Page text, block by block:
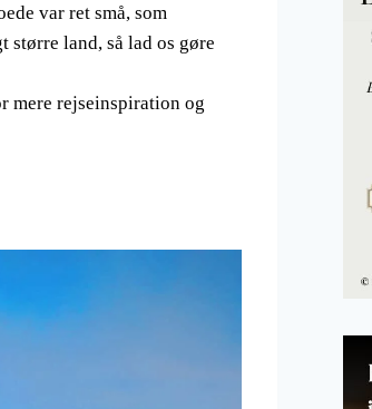
var ret små, som
land, så lad os gøre
mere rejseinspiration og